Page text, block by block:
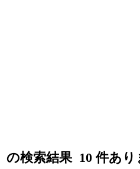
の検索結果 10 件あり